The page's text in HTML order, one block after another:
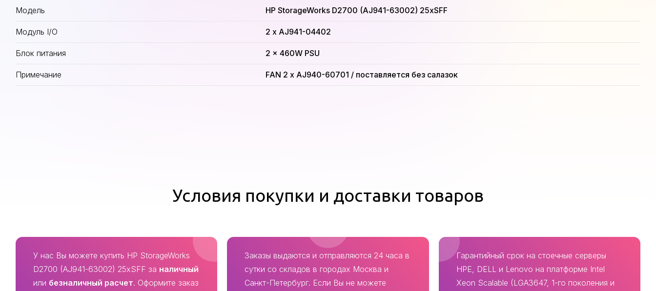
Модель HP StorageWorks D2700 (AJ941-63002) 25xSFF
Модуль I/O 2 x AJ941-04402
Блок питания 2 x 460W PSU
Примечание FAN 2 x AJ940-60701 / поставляется без салазок
Условия покупки и доставки товаров
У нас Вы можете купить HP StorageWorks
D2700 (AJ941-63002) 25xSFF за наличный
или безналичный расчет. Оформите заказ
Заказы выдаются и отправляются 24 часа в
сутки со складов в городах Москва и
Санкт-Петербург. Если Вы не можете
Гарантийный срок на стоечные серверы
HPE, DELL и Lenovo на платформе Intel
Xeon Scalable (LGA3647, 1-го поколения и